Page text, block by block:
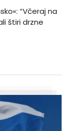
“Včeraj na
štiri drzne